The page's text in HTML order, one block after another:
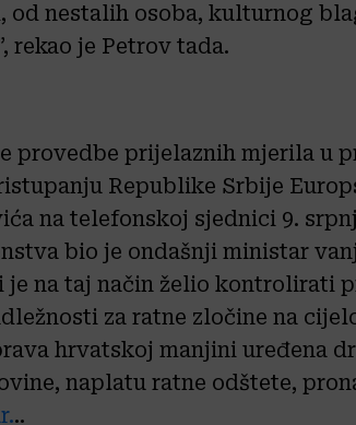
od nestalih osoba, kulturnog
rekao je Petrov tada.
provedbe prijelaznih mjerila u
Republike Srbije
na telefonskoj sjednici 9.
bio je ondašnji ministar
na taj način želio kontrolirati
za ratne zločine na
hrvatskoj manjini uređena
naplatu ratne odštete,
..